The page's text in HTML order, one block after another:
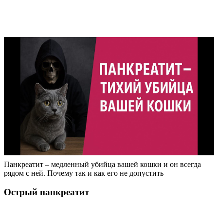
Панкреатит – медленный убийца вашей кошки и он всегда
рядом с ней. Почему так и как его не допустить
Острый панкреатит